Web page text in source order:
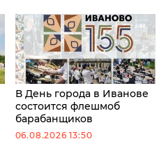
В День города в Иванове
состоится флешмоб
барабанщиков
06.08.2026 13:50